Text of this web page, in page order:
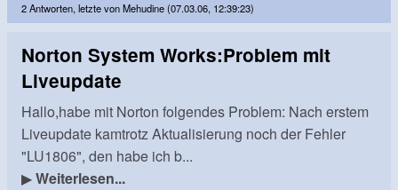
2 Antworten, letzte von Mehudine (07.03.06, 12:39:23)
Norton System Works:Problem mit
Liveupdate
Hallo,habe mit Norton folgendes Problem: Nach erstem
Liveupdate kamtrotz Aktualisierung noch der Fehler
"LU1806", den habe ich b...
▶Weiterlesen...